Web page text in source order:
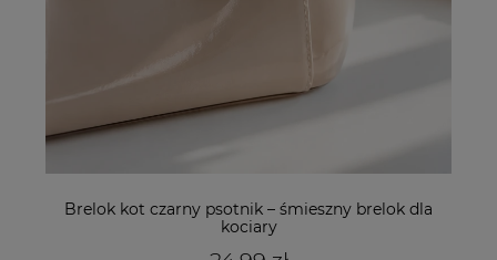
Brelok kot czarny psotnik – śmieszny brelok dla
kociary